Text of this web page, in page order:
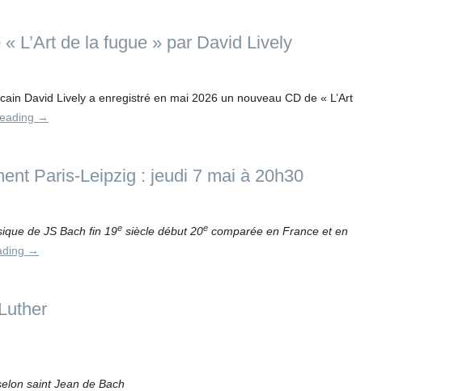
L’Art de la fugue » par David Lively
David Lively a enregistré en mai 2026 un nouveau CD de « L’Art
→
Paris-Leipzig : jeudi 7 mai à 20h30
de JS Bach fin 19e siècle début 20e comparée en France et en
→
saint Jean de Bach